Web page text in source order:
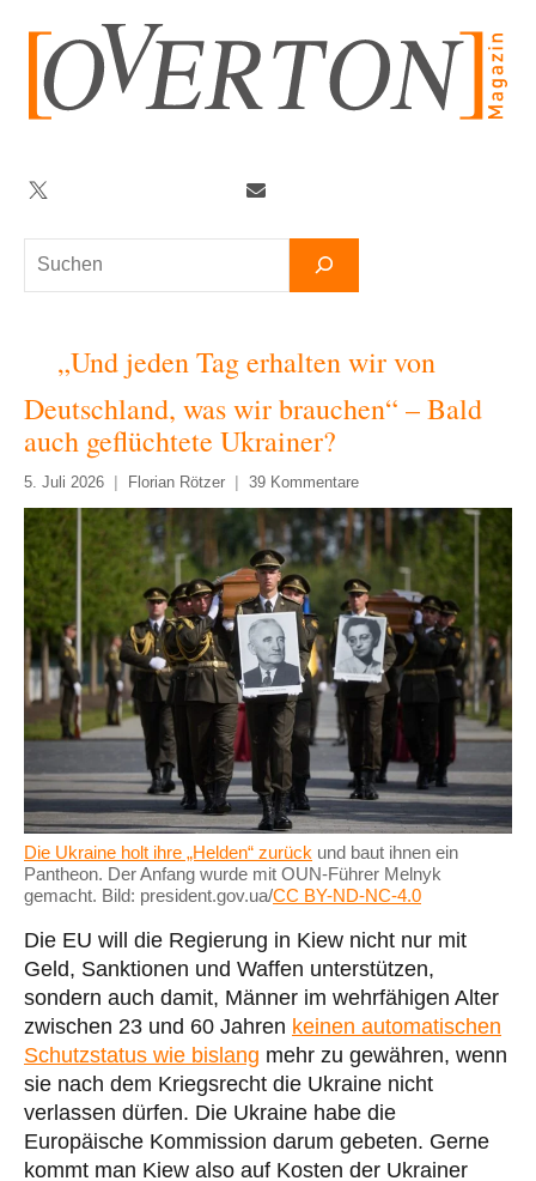
springen
Suchen
Twitter
„Und jeden Tag erhalten wir von
Deutschland, was wir brauchen“ – Bald
auch geflüchtete Ukrainer?
5. Juli 2026 Florian Rötzer 39 Kommentare
Die Ukraine holt ihre „Helden“ zurück und baut ihnen ein
Pantheon. Der Anfang wurde mit OUN-Führer Melnyk
gemacht. Bild: president.gov.ua/CC BY-ND-NC-4.0
Die EU will die Regierung in Kiew nicht nur mit
Geld, Sanktionen und Waffen unterstützen,
sondern auch damit, Männer im wehrfähigen Alter
zwischen 23 und 60 Jahren keinen automatischen
Schutzstatus wie bislang mehr zu gewähren, wenn
sie nach dem Kriegsrecht die Ukraine nicht
verlassen dürfen. Die Ukraine habe die
Europäische Kommission darum gebeten. Gerne
kommt man Kiew also auf Kosten der Ukrainer